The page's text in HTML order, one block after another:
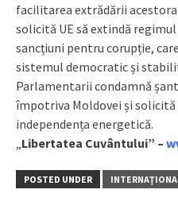
facilitarea extrădării
solicită UE să extindă
sancțiuni pentru corupție,
sistemul democratic și
Parlamentarii condamnă
împotriva Moldovei și solicită
independența energetică.
„Libertatea Cuvântului” –
POSTED UNDER